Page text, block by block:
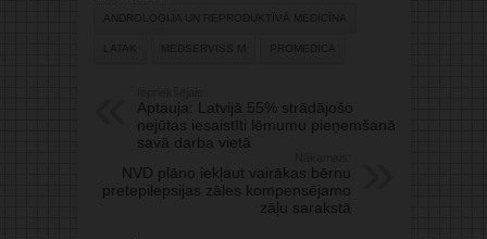
ANDROLOĢIJA UN REPRODUKTĪVĀ MEDICĪNA
LATAK MEDSERVISS M PROMEDICA
Aptauja: Latvijā 55% strādājošo
nejūtas iesaistīti lēmumu pieņemšanā
savā darba vietā
NVD plāno iekļaut vairākas bērnu
pretepilepsijas zāles kompensējamo
zāļu sarakstā